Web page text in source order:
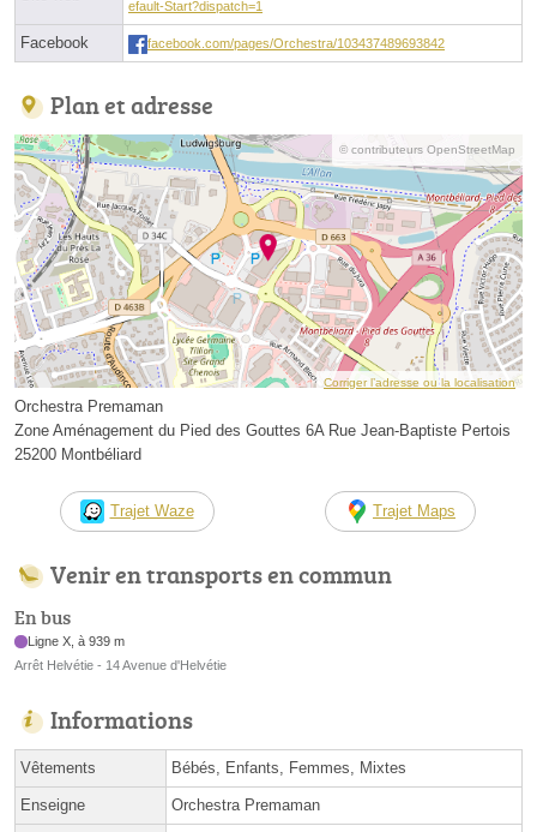
efault-Start?dispatch=1
Facebook facebook.com/pages/Orchestra/103437489693842
Plan et adresse
© contributeurs OpenStreetMap
Corriger l’adresse ou la localisation
Orchestra Premaman
Zone Aménagement du Pied des Gouttes 6A Rue Jean-Baptiste Pertois
25200 Montbéliard
Trajet Waze Trajet Maps
Venir en transports en commun
En bus
Ligne X, à 939 m
Arrêt Helvétie - 14 Avenue d'Helvétie
Informations
Vêtements Bébés, Enfants, Femmes, Mixtes
Enseigne Orchestra Premaman